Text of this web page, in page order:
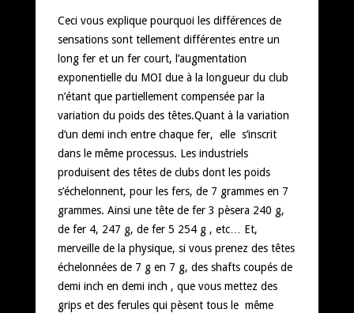
Ceci vous explique pourquoi les différences de
sensations sont tellement différentes entre un
long fer et un fer court, l’augmentation
exponentielle du MOI due à la longueur du club
n’étant que partiellement compensée par la
variation du poids des têtes.Quant à la variation
d’un demi inch entre chaque fer, elle s’inscrit
dans le même processus. Les industriels
produisent des têtes de clubs dont les poids
s’échelonnent, pour les fers, de 7 grammes en 7
grammes. Ainsi une tête de fer 3 pèsera 240 g,
de fer 4, 247 g, de fer 5 254 g , etc… Et,
merveille de la physique, si vous prenez des têtes
échelonnées de 7 g en 7 g, des shafts coupés de
demi inch en demi inch , que vous mettez des
grips et des ferules qui pèsent tous le même